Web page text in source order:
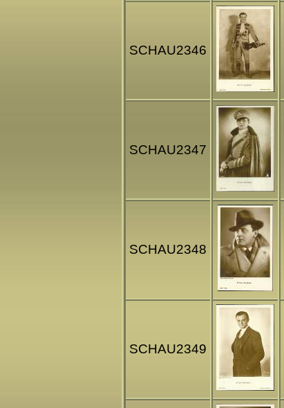
SCHAU2346
SCHAU2347
SCHAU2348
SCHAU2349